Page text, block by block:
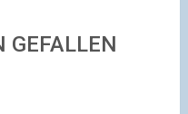
GEFALLEN